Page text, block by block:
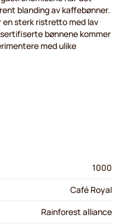
blanding av kaffebønner.
en sterk ristretto med lav
bønnene kommer
med ulike
1000
Café Royal
Rainforest alliance